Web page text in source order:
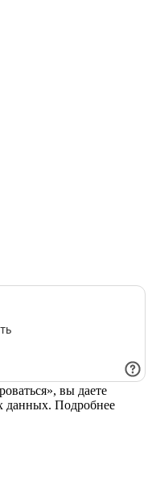
вы даете
данных. Подробнее